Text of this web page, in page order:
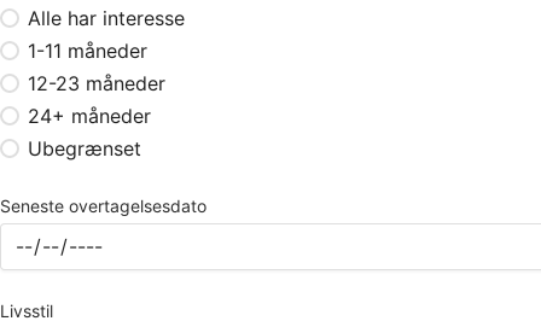
Alle har interesse
1-11 måneder
12-23 måneder
24+ måneder
Ubegrænset
Seneste overtagelsesdato
Livsstil